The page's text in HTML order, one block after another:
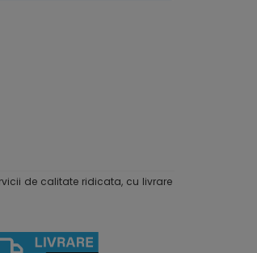
de calitate ridicata, cu livrare